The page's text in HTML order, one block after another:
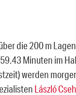
die 200 m
Minuten im
werden
László Cseh